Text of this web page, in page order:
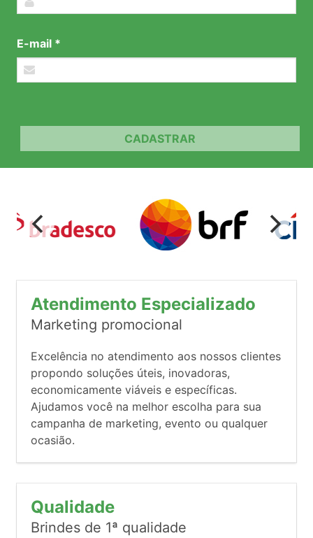
E-mail *
CADASTRAR
Atendimento Especializado
Marketing promocional
Excelência no atendimento aos nossos clientes
propondo soluções úteis, inovadoras,
economicamente viáveis e específicas.
Ajudamos você na melhor escolha para sua
campanha de marketing, evento ou qualquer
ocasião.
Qualidade
Brindes de 1ª qualidade